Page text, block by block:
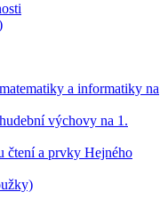
a informatiky na
výchovy na 1.
čtení a prvky Hejného